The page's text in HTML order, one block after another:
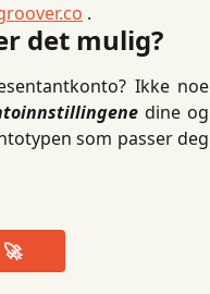
.
det mulig?
Ikke noe
dine og
som passer deg